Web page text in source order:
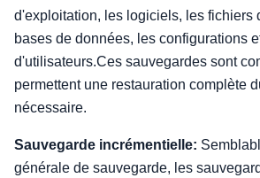
d'exploitation, les logiciels, les fichiers
bases de données, les configurations
d'utilisateurs.Ces sauvegardes sont
permettent une restauration complète
nécessaire.
Sauvegarde incrémentielle:
générale de sauvegarde, les